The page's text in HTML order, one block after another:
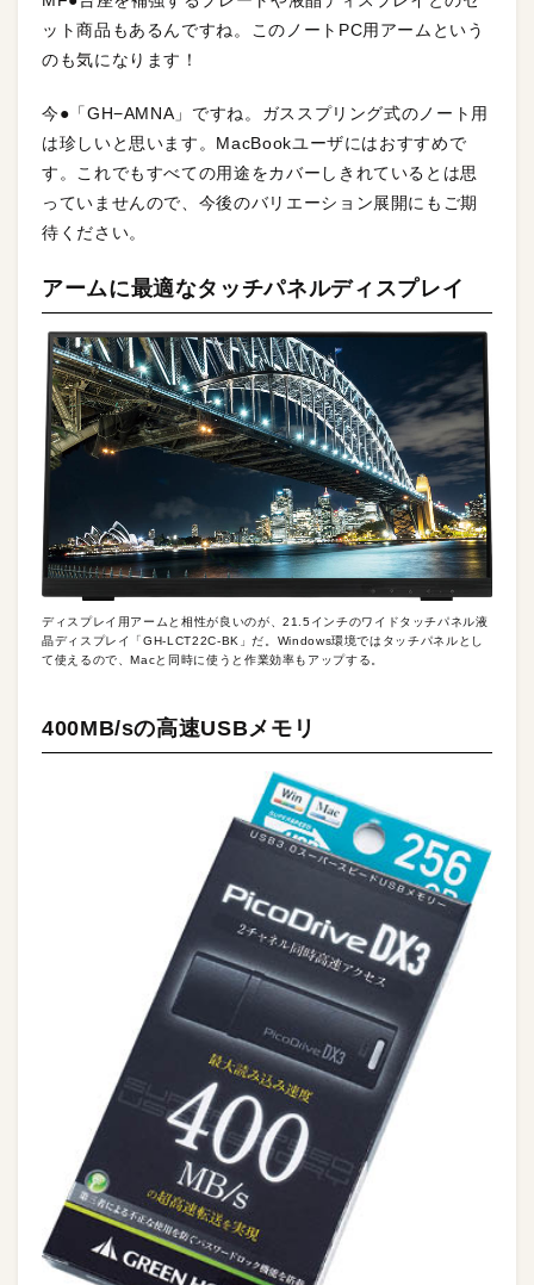
ット商品もあるんですね。このノートPC用アームという
のも気になります！
今●「GH−AMNA」ですね。ガススプリング式のノート用
は珍しいと思います。MacBookユーザにはおすすめで
す。これでもすべての用途をカバーしきれているとは思
っていませんので、今後のバリエーション展開にもご期
待ください。
アームに最適なタッチパネルディスプレイ
ディスプレイ用アームと相性が良いのが、21.5インチのワイドタッチパネル液
晶ディスプレイ「GH-LCT22C-BK」だ。Windows環境ではタッチパネルとし
て使えるので、Macと同時に使うと作業効率もアップする。
400MB/sの高速USBメモリ